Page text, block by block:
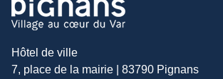
Hôtel de ville
7, place de la mairie | 83790 Pignans